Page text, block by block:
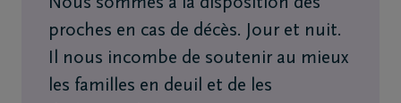
Nous sommes à la disposition des
proches en cas de décès. Jour et nuit.
Il nous incombe de soutenir au mieux
les familles en deuil et de les